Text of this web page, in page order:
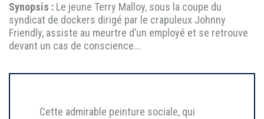
Synopsis : Le jeune Terry Malloy, sous la coupe du
syndicat de dockers dirigé par le crapuleux Johnny
Friendly, assiste au meurtre d’un employé et se retrouve
devant un cas de conscience...
Cette admirable peinture sociale, qui